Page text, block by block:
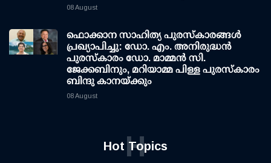
08 August
ഫൊക്കാന സാഹിത്യ പുരസ്‌കാരങ്ങള്‍
പ്രഖ്യാപിച്ചു: ഡോ. എം. അനിരുദ്ധന്‍
പുരസ്‌കാരം ഡോ. മാമ്മന്‍ സി.
ജേക്കബിനും, മറിയാമ്മ പിള്ള പുരസ്‌കാരം
ബിന്ദു കാനയ്ക്കും
08 August
Hot Topics
H